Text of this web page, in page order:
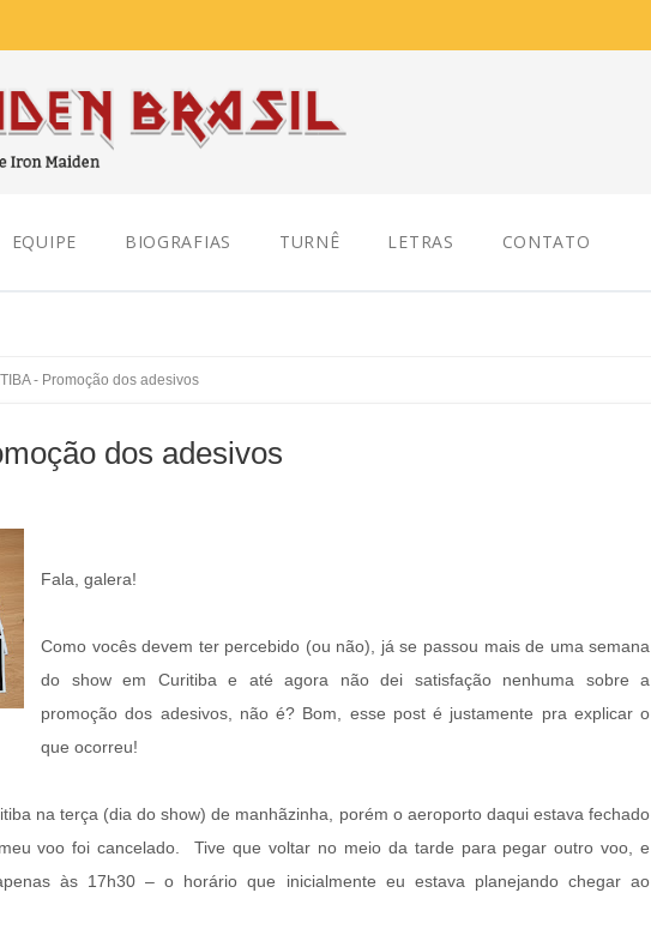
EQUIPE BIOGRAFIAS TURNÊ LETRAS CONTATO
- Promoção dos adesivos
dos adesivos
Fala, galera!
Como vocês devem ter percebido (ou não), já se passou mais de uma semana
do show em Curitiba e até agora não dei satisfação nenhuma sobre a
promoção dos adesivos, não é? Bom, esse post é justamente pra explicar o
que ocorreu!
na terça (dia do show) de manhãzinha, porém o aeroporto daqui estava fechado
voo foi cancelado. Tive que voltar no meio da tarde para pegar outro voo, e
às 17h30 – o horário que inicialmente eu estava planejando chegar ao